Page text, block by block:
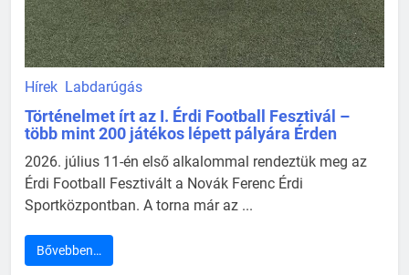
Hírek Labdarúgás
Történelmet írt az I. Érdi Football Fesztivál –
több mint 200 játékos lépett pályára Érden
2026. július 11-én első alkalommal rendeztük meg az
Érdi Football Fesztivált a Novák Ferenc Érdi
Sportközpontban. A torna már az ...
Bővebben…